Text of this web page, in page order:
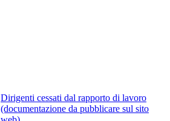
Dirigenti cessati dal rapporto di lavoro
(documentazione da pubblicare sul sito